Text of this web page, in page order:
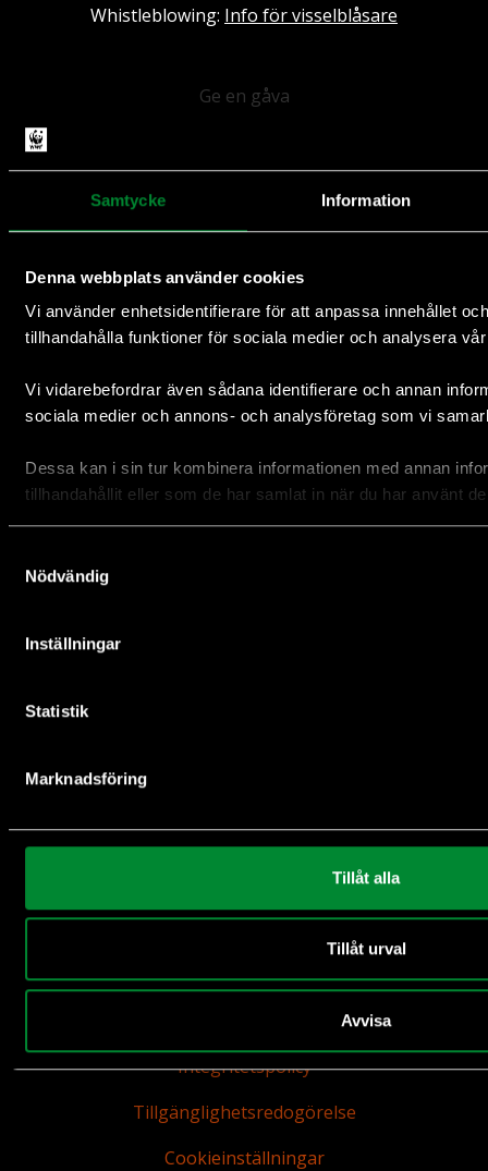
Samtycke Information
Denna webbplats använder cookies
Vi använder enhetsidentifierare för att anpassa innehållet
tillhandahålla funktioner för sociala medier och analysera
Vi vidarebefordrar även sådana identifierare och annan
sociala medier och annons- och analysföretag som vi
Dessa kan i sin tur kombinera informationen med annan
tillhandahållit eller som de har samlat in när du har använt
Nödvändig
Inställningar
Statistik
Marknadsföring
Tillåt alla
Tillåt urval
Avvisa
Whistleblowing: Info för visselblåsare
Ge en gåva
Följ ossBesök Facebook
Besök Instagram
Besök Youtube
Besök Linkedin
Nyhetsbrev
Så
Naturvård 87%
Integritetspolicy
Tillgänglighetsredogörelse
Cookieinställningar